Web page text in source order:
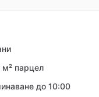
м² парцел
до 10:00